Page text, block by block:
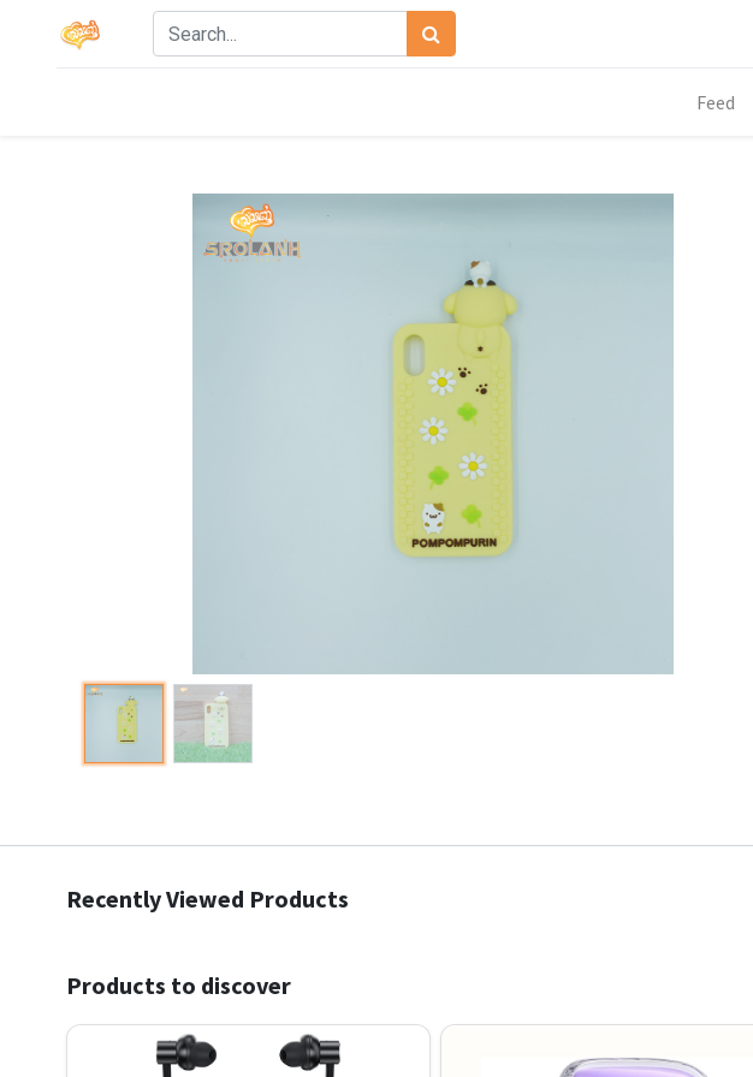
Feed
Recently Viewed Products
Products to discover